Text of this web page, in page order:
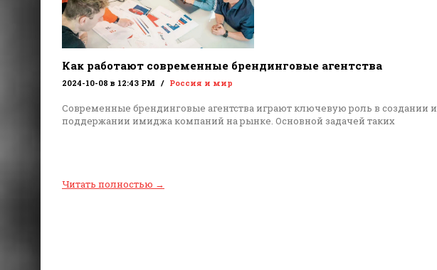
Как работают современные брендинговые агентства
2024-10-08 в 12:43 PM Россия и мир
Современные брендинговые агентства играют ключевую роль в создании и
поддержании имиджа компаний на рынке. Основной задачей таких
Читать полностью →